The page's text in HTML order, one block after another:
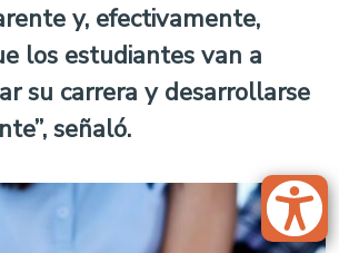
y, efectivamente,
los estudiantes van a
su carrera y desarrollarse
señaló.